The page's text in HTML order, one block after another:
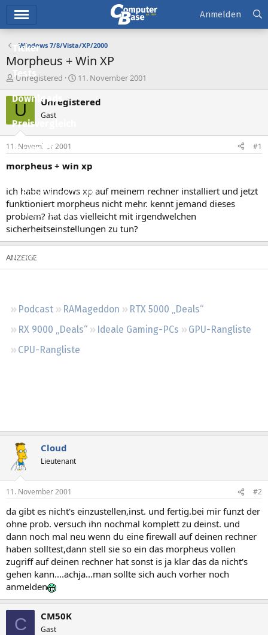
Ticker
Tests
Downloads
Preisvergleich
Forum
Aktuelles
Empfohlene Inhalte
Neue Beiträge
Neueste Aktivitäten
Leserartikel
Podcast RAMageddon
RTX 5000 „Deals“
RX 9000 „Deals“
Ideale Gaming-PCs
GPU-Rangliste
CPU-Rangliste
Anmelden
Windows 7/8/Vista/XP/2000
Morpheus + Win XP
E
s
e
e
r
Unregistered
E
s
t
a
11. November 2001
U Unregistered
Gast
11. November 2001 #1
morpheus + win xp
ich habe windows xp auf meinem rechner installiert und jetzt
funktioniert morpheus nicht mehr. kennt jemand dieses
problem? hat das vielleicht mit irgendwelchen
sicherheitseinstellungen zu tun?
Cloud
Lieutenant
11. November 2001 #2
da gibt es nicht's einzustellen,inst. und fertig.bei mir funzt der
ohne prob. versuch ihn nochmal komplett zu deinst. und
dann noch mal neu wenn du eine firewall auf deinen rechner
haben solltest,dann stell sie so ein das morpheus vollen
zugriff auf deinen rechner hat sonst is ja klar das da nicht's
gehen kann....achja...man sollte sich auch vorher noch
anmelden
C CM50K
Gast